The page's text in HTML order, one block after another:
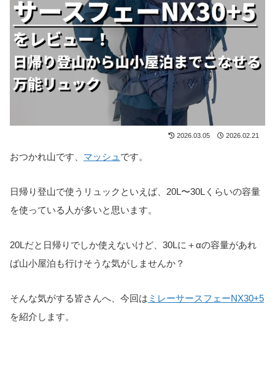
2026.03.05 2026.02.21
おつかれ山です、 マッシュ です。
日帰り登山で使うリュックといえば、20L〜30Lくらいの容量
を使っている人が多いと思います。
20Lだと日帰りでしか使えないけど、30Lに＋αの容量があれ
ば山小屋泊も行けそうな気がしませんか？
そんな気がする皆さんへ、今回は ミレーサースフェーNX30+5
を紹介します。